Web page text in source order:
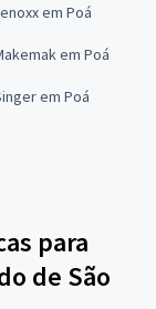
em Poá
em Poá
em Poá
para
de São